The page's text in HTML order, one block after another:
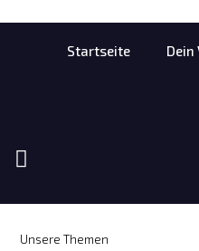
Startseite Dein
Unsere Themen